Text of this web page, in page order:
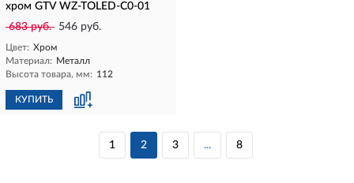
хром GTV WZ-TOLED-C0-01
683 руб. 546 руб.
Цвет: Хром
Материал: Металл
Высота товара, мм: 112
КУПИТЬ
1 2 3 ... 8